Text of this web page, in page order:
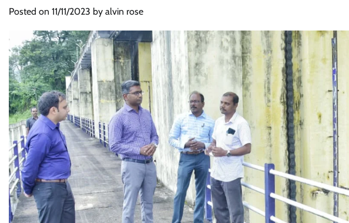
Posted on 11/11/2023 by alvin rose